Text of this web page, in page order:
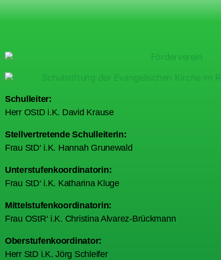
Schulleiter:
Herr OStD i.K. David Krause
Stellvertretende Schulleiterin:
Frau StD‘ i.K. Hannah Grunewald
Unterstufenkoordinatorin:
Frau StD‘ i.K. Katharina Kluge
Mittelstufenkoordinatorin:
Frau OStR‘ i.K. Christina Alvarez-Brückmann
Oberstufenkoordinator:
Herr StD i.K. Jörg Schleifer